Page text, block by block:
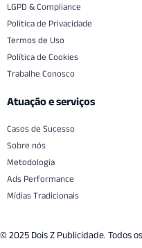
LGPD & Compliance
Politica de Privacidade
Termos de Uso
Política de Cookies
Trabalhe Conosco
Atuação e serviços
Casos de Sucesso
Sobre nós
Metodologia
Ads Performance
Mídias Tradicionais
© 2025 Dois Z Publicidade. Todos